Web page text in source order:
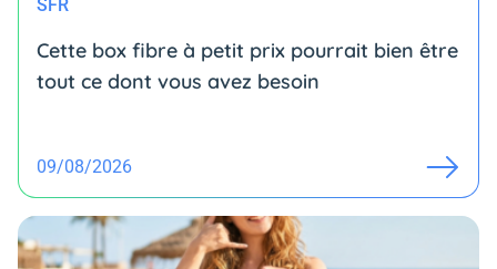
SFR
Cette box fibre à petit prix pourrait bien être
tout ce dont vous avez besoin
09/08/2026